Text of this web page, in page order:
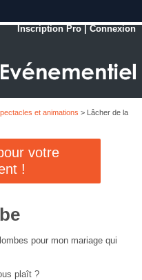
Inscription Pro |Connexion
et animations > Lâcher de la
votre
!
pour mon mariage qui
plaît ?